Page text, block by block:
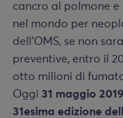
cancro al polmone
nel mondo per
dell’OMS, se non
preventive, entro il
otto milioni di
Oggi 31 maggio 2019
31esima edizione